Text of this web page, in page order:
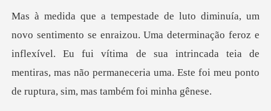
eterminação feroz e
inflexível. Eu fui vítima de sua intrincada teia de
mentiras, mas